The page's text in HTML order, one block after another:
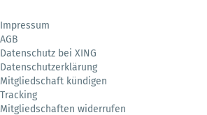
Impressum
AGB
Datenschutz bei XING
Datenschutzerklärung
Mitgliedschaft kündigen
Tracking
Mitgliedschaften widerrufen